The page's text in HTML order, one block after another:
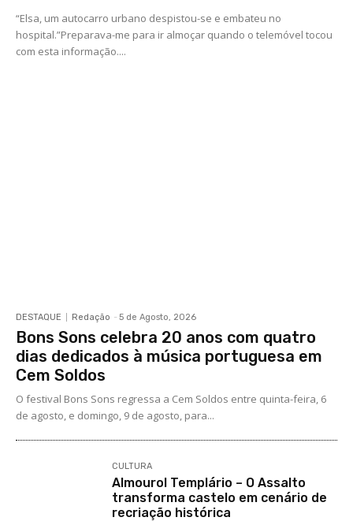
“Elsa, um autocarro urbano despistou-se e embateu no
hospital.”Preparava-me para ir almoçar quando o telemóvel tocou
com esta informação....
DESTAQUE Redação - 5 de Agosto, 2026
Bons Sons celebra 20 anos com quatro
dias dedicados à música portuguesa em
Cem Soldos
O festival Bons Sons regressa a Cem Soldos entre quinta-feira, 6
de agosto, e domingo, 9 de agosto, para...
CULTURA
Almourol Templário – O Assalto
transforma castelo em cenário de
recriação histórica